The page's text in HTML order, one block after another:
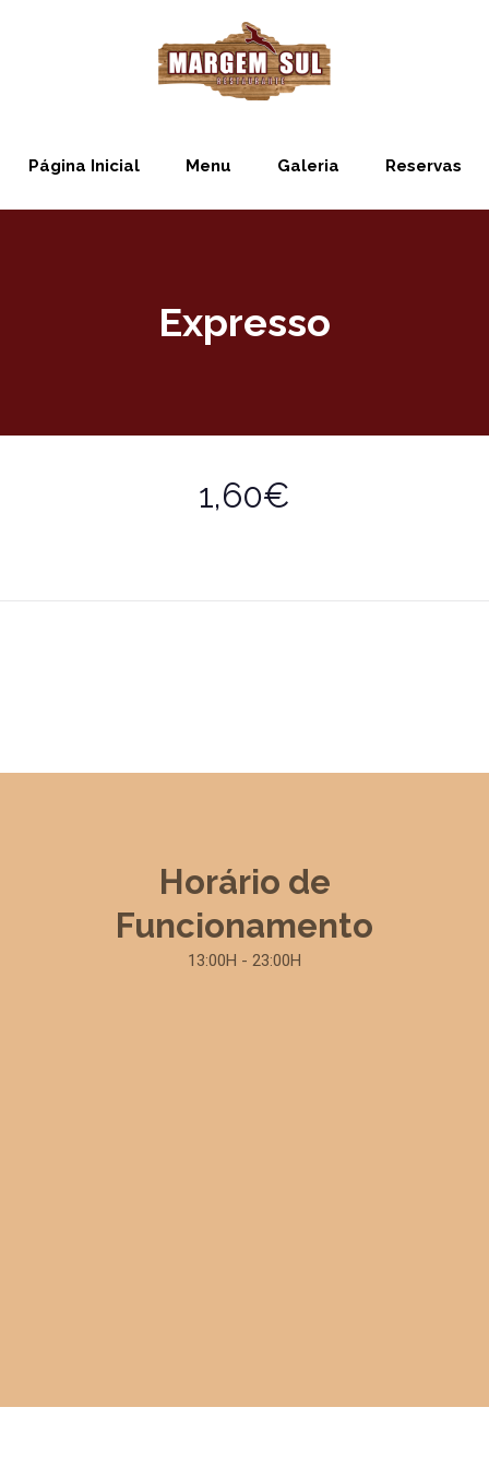
Página Inicial Menu Galeria Reservas
Expresso
1,60€
Horário de
Funcionamento
13:00H - 23:00H